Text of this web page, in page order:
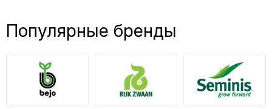
Популярные бренды